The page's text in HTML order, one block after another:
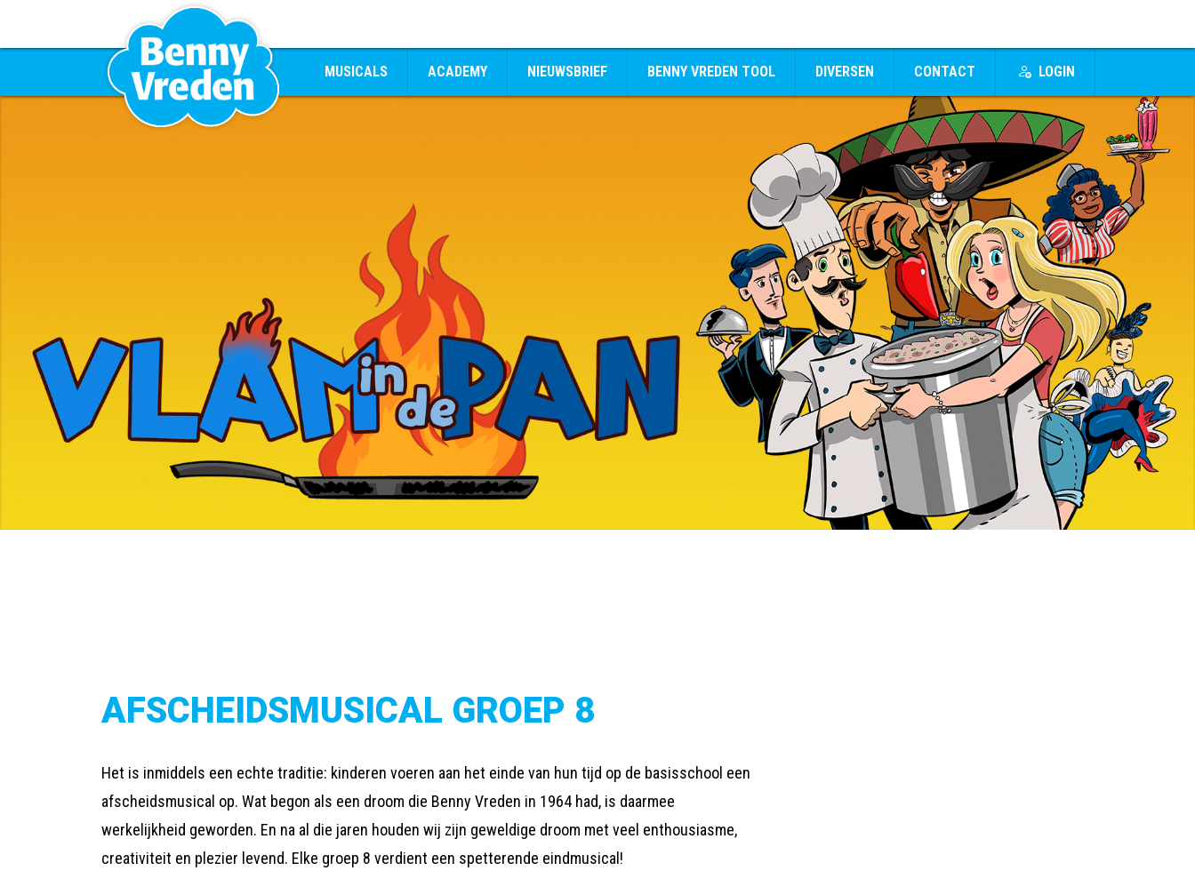
MUSICALS ACADEMY NIEUWSBRIEF BENNY VREDEN TOOL DIVERSEN CONTACT LOGIN
AFSCHEIDSMUSICAL GROEP 8
Het is inmiddels een echte traditie: kinderen voeren aan het einde van hun tijd op de basisschool een
afscheidsmusical op. Wat begon als een droom die Benny Vreden in 1964 had, is daarmee
werkelijkheid geworden. En na al die jaren houden wij zijn geweldige droom met veel enthousiasme,
creativiteit en plezier levend. Elke groep 8 verdient een spetterende eindmusical!